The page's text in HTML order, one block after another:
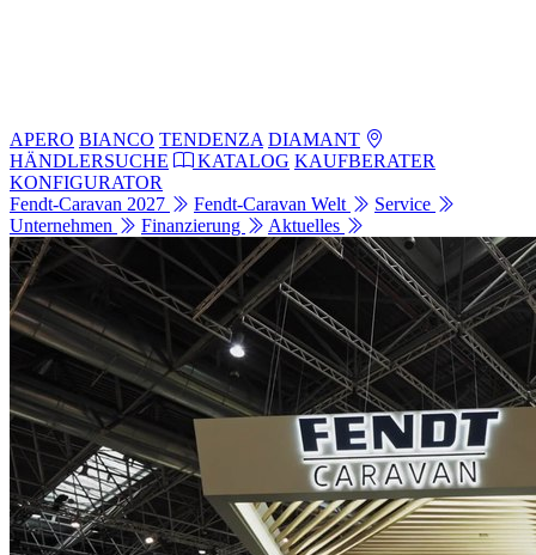
APERO BIANCO TENDENZA DIAMANT
HÄNDLERSUCHE
KATALOG KAUFBERATER
KONFIGURATOR
Fendt-Caravan 2027
Fendt-Caravan Welt
Service
Unternehmen
Finanzierung Aktuelles